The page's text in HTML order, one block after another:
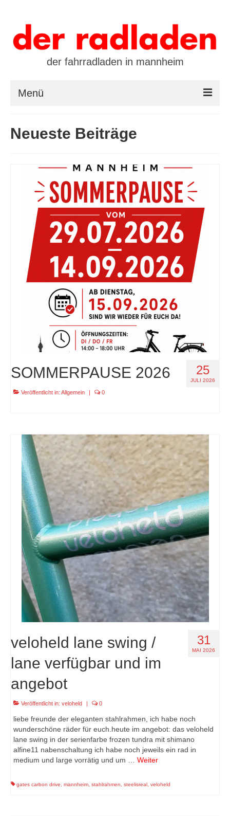
der fahrradladen in mannheim
Menü
öffnungszeiten / kontakt
leasing / finanzierung
preistool
kalender
specials
tout terrain pamir / appia / belair / divide
urban arrow familynext pro / 2026 / 100nm
impressum
Neueste Beiträge
25
JULI 2026
SOMMERPAUSE 2026
Veröffentlicht in: Allgemein | 0
31
MAI 2026
veloheld lane swing /
lane verfügbar und im
angebot
Veröffentlicht in: veloheld 0
liebe freunde der eleganten stahlrahmen, ich habe noch
wunderschöne räder für euch.heute im angebot: das veloheld
lane swing in der serienfarbe frozen tundra mit shimano
alfine11 nabenschaltung ich habe noch jeweils ein rad in
medium und large vorrätig und um … Weiter
gates carbon drive, mannheim, stahlrahmen, steelisreal, veloheld